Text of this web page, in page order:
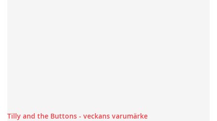
Tilly and the Buttons - veckans varumärke